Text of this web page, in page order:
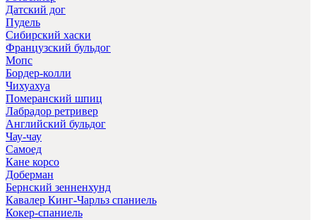
Датский дог
Пудель
Сибирский хаски
Французский бульдог
Мопс
Бордер-колли
Чихуахуа
Померанский шпиц
Лабрадор ретривер
Английский бульдог
Чау-чау
Самоед
Кане корсо
Доберман
Бернский зенненхунд
Кавалер Кинг-Чарльз спаниель
Кокер-спаниель